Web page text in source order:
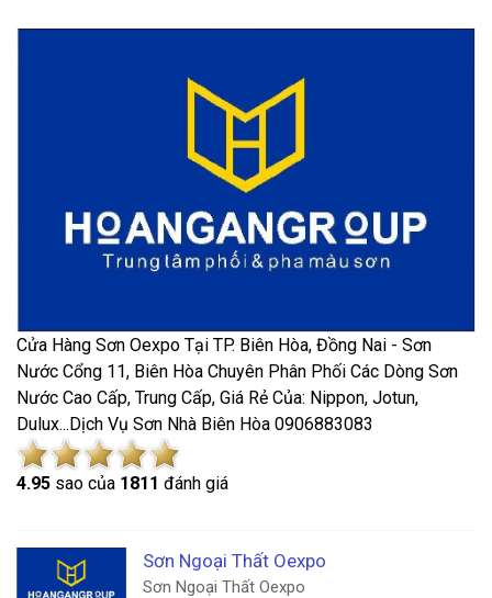
Cửa Hàng Sơn Oexpo Tại TP. Biên Hòa, Đồng Nai - Sơn
Nước Cổng 11, Biên Hòa Chuyên Phân Phối Các Dòng Sơn
Nước Cao Cấp, Trung Cấp, Giá Rẻ Của: Nippon, Jotun,
Dulux...Dịch Vụ Sơn Nhà Biên Hòa 0906883083
4.95 sao của 1811 đánh giá
Sơn Ngoại Thất Oexpo
Sơn Ngoại Thất Oexpo